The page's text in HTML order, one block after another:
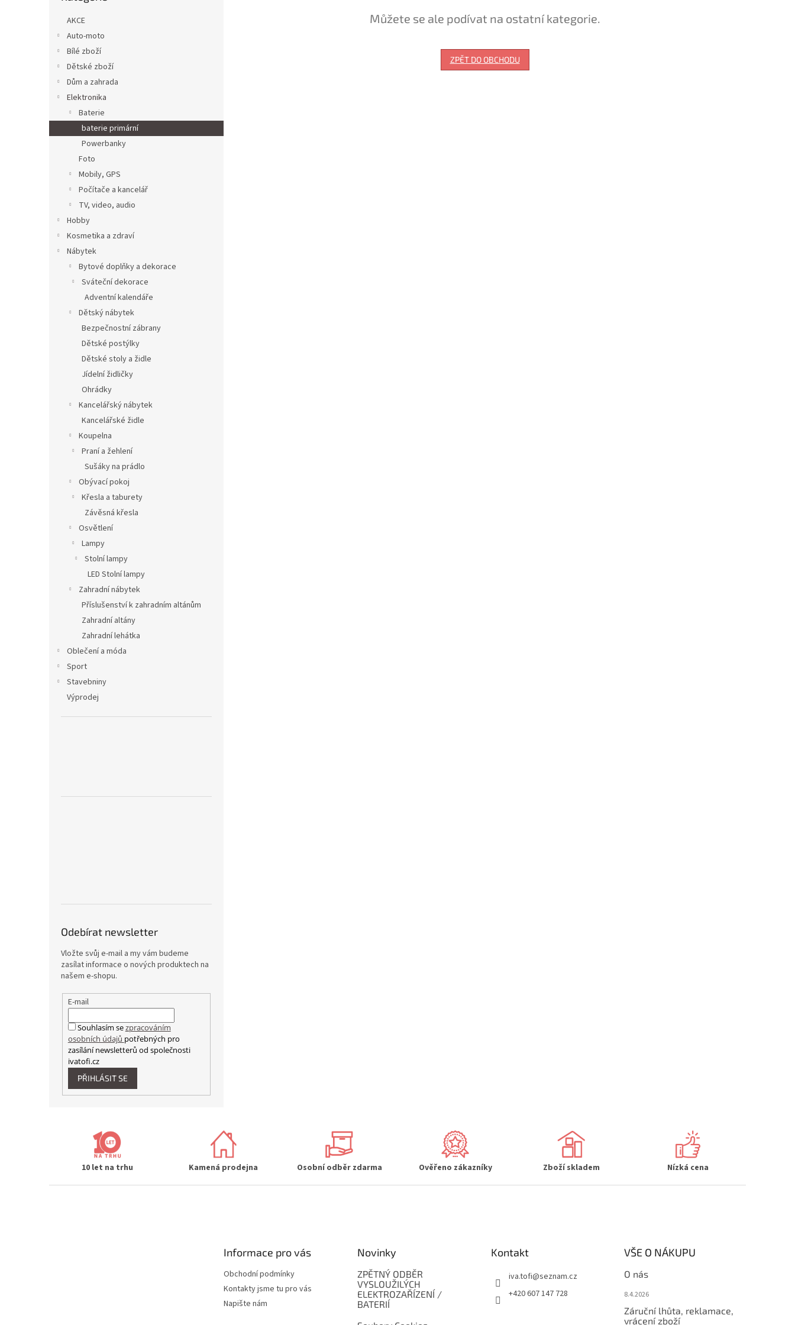
AKCE
Auto-moto
Bílé zboží
Dětské zboží
Dům a zahrada
Elektronika
Baterie
baterie primární
Powerbanky
Foto
Mobily, GPS
Počítače a kancelář
TV, video, audio
Hobby
Kosmetika a zdraví
Nábytek
Bytové doplňky a dekorace
Sváteční dekorace
Adventní kalendáře
Dětský nábytek
Bezpečnostní zábrany
Dětské postýlky
Dětské stoly a židle
Jídelní židličky
Ohrádky
Kancelářský nábytek
Kancelářské židle
Koupelna
Praní a žehlení
Sušáky na prádlo
Obývací pokoj
Křesla a taburety
Závěsná křesla
Osvětlení
Lampy
Stolní lampy
LED Stolní lampy
Zahradní nábytek
Příslušenství k zahradním altánům
Zahradní altány
Zahradní lehátka
Oblečení a móda
Sport
Stavebniny
Výprodej
Odebírat newsletter
Vložte svůj e-mail a my vám budeme
zasílat informace o nových produktech na
našem e-shopu.
E-mail
Souhlasím sezpracováním
osobních údajů potřebných pro
zasílání newsletterů od společnosti
ivatofi.cz
PŘIHLÁSIT SE
Můžete se ale podívat na ostatní kategorie.
ZPĚT DO OBCHODU
10 let na trhu Kamená prodejna Osobní odběr zdarma Ověřeno zákazníky Zboží skladem Nízká cena
Informace pro vás
Obchodní podmínky
Kontakty jsme tu pro vás
Napište nám
Novinky
ZPĚTNÝ ODBĚR
VYSLOUŽILÝCH
ELEKTROZAŘÍZENÍ /
BATERIÍ
Kontakt
iva.tofi@seznam.cz
+420 607 147 728
VŠE O NÁKUPU
O nás
8.4.2026
Záruční lhůta, reklamace,
vrácení zboží